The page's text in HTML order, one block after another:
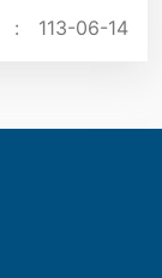
: 113-06-14